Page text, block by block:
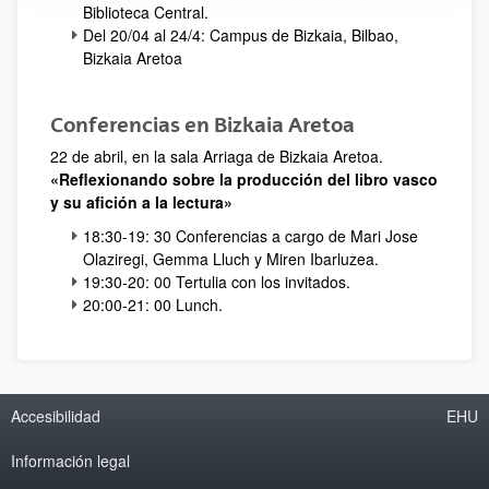
Biblioteca Central.
Del 20/04 al 24/4: Campus de Bizkaia, Bilbao,
Bizkaia Aretoa
Conferencias en Bizkaia Aretoa
22 de abril, en la sala Arriaga de Bizkaia Aretoa.
«Reflexionando sobre la producción del libro vasco
y su afición a la lectura»
18:30-19: 30 Conferencias a cargo de Mari Jose
Olaziregi, Gemma Lluch y Miren Ibarluzea.
19:30-20: 00 Tertulia con los invitados.
20:00-21: 00 Lunch.
Accesibilidad
Información legal
EHU